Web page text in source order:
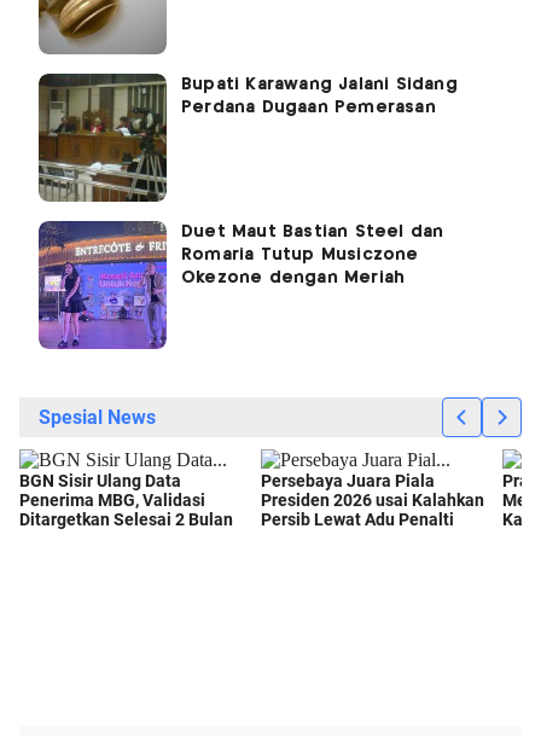
Bupati Karawang Jalani Sidang
Perdana Dugaan Pemerasan
Duet Maut Bastian Steel dan
Romaria Tutup Musiczone
Okezone dengan Meriah